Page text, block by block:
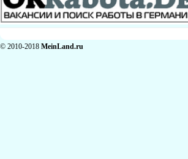
© 2010-2018 MeinLand.ru